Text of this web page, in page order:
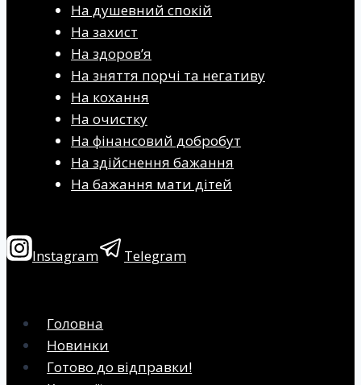
На душевний спокій
На захист
На здоров’я
На зняття порчі та негативу
На кохання
На очистку
На фінансовий добробут
На здійснення бажання
На бажання мати дітей
Instagram Telegram
Головна
Новинки
Готово до відправки!